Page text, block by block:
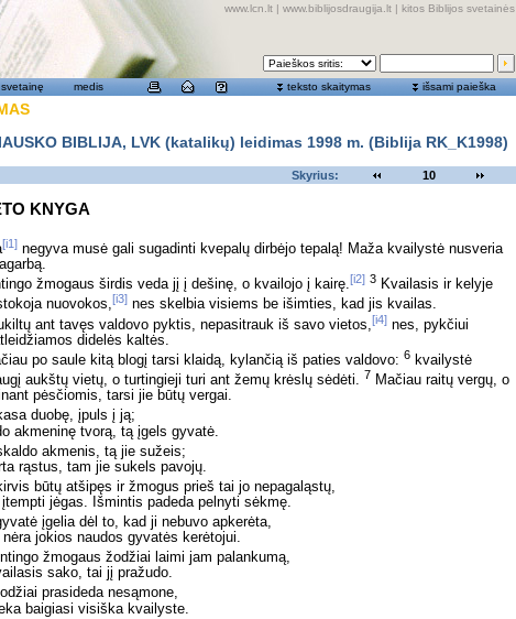
www.lcn.lt | www.biblijosdraugija.lt | kitos Biblijos svetainės
medis teksto skaitymas išsami paieška
BIBLIJA, LVK (katalikų) leidimas 1998 m. (Biblija RK_K1998)
Skyrius: 10
KNYGA
[i1] negyva musė gali sugadinti kvepalų dirbėjo tepalą! Maža kvailystė nusveria
žmogaus širdis veda jį į dešinę, o kvailojo į kairę.[i2] 3 Kvailasis ir kelyje
nuovokos,[i3] nes skelbia visiems be išimties, kad jis kvailas.
ant tavęs valdovo pyktis, nepasitrauk iš savo vietos,[i4] nes, pykčiui
didelės kaltės.
po saule kitą blogį tarsi klaidą, kylančią iš paties valdovo: 6 kvailystė
aukštų vietų, o turtingieji turi ant žemų krėslų sėdėti. 7 Mačiau raitų vergų, o
pėsčiomis, tarsi jie būtų vergai.
duobę, įpuls į ją;
akmeninę tvorą, tą įgels gyvatė.
akmenis, tą jie sužeis;
rąstus, tam jie sukels pavojų.
būtų atšipęs ir žmogus prieš tai jo nepagaląstų,
jėgas. Išmintis padeda pelnyti sėkmę.
įgelia dėl to, kad ji nebuvo apkerėta,
jokios naudos gyvatės kerėtojui.
žmogaus žodžiai laimi jam palankumą,
sako, tai jį pražudo.
prasideda nesąmone,
baigiasi visiška kvailyste.